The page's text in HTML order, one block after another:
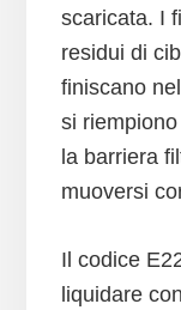
scaricata. I
residui di
finiscano
si
la barriera
muoversi
Il codice
liquidare